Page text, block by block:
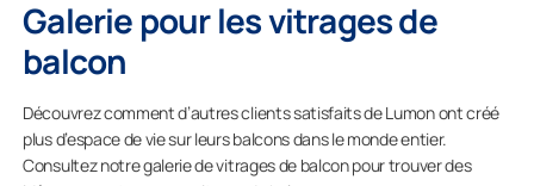
Galerie pour les vitrages de
balcon
Découvrez comment d’autres clients satisfaits de Lumon ont créé
plus d’espace de vie sur leurs balcons dans le monde entier.
Consultez notre galerie de vitrages de balcon pour trouver des